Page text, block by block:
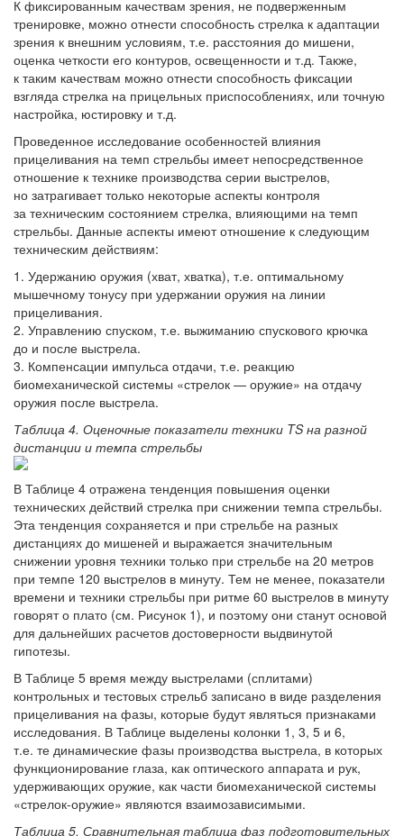
К фиксированным качествам зрения, не подверженным
тренировке, можно отнести способность стрелка к адаптации
зрения к внешним условиям, т.е. расстояния до мишени,
оценка четкости его контуров, освещенности и т.д. Также,
к таким качествам можно отнести способность фиксации
взгляда стрелка на прицельных приспособлениях, или точную
настройка, юстировку и т.д.
Проведенное исследование особенностей влияния
прицеливания на темп стрельбы имеет непосредственное
отношение к технике производства серии выстрелов,
но затрагивает только некоторые аспекты контроля
за техническим состоянием стрелка, влияющими на темп
стрельбы. Данные аспекты имеют отношение к следующим
техническим действиям:
Удержанию оружия (хват, хватка), т.е. оптимальному
мышечному тонусу при удержании оружия на линии
прицеливания.
Управлению спуском, т.е. выжиманию спускового крючка
до и после выстрела.
Компенсации импульса отдачи, т.е. реакцию
биомеханической системы «стрелок — оружие» на отдачу
оружия после выстрела.
Таблица 4. Оценочные показатели техники TS на разной
дистанции и темпа стрельбы
В Таблице 4 отражена тенденция повышения оценки
технических действий стрелка при снижении темпа стрельбы.
Эта тенденция сохраняется и при стрельбе на разных
дистанциях до мишеней и выражается значительным
снижении уровня техники только при стрельбе на 20 метров
при темпе 120 выстрелов в минуту. Тем не менее, показатели
времени и техники стрельбы при ритме 60 выстрелов в минуту
говорят о плато (см. Рисунок 1), и поэтому они станут основой
для дальнейших расчетов достоверности выдвинутой
гипотезы.
В Таблице 5 время между выстрелами (сплитами)
контрольных и тестовых стрельб записано в виде разделения
прицеливания на фазы, которые будут являться признаками
исследования. В Таблице выделены колонки 1, 3, 5 и 6,
т.е. те динамические фазы производства выстрела, в которых
функционирование глаза, как оптического аппарата и рук,
удерживающих оружие, как части биомеханической системы
«стрелок-оружие» являются взаимозависимыми.
Таблица 5. Сравнительная таблица фаз подготовительных